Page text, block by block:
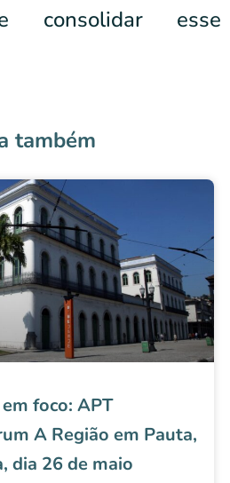
consolidar esse
também
foco: APT
A Região em Pauta,
dia 26 de maio